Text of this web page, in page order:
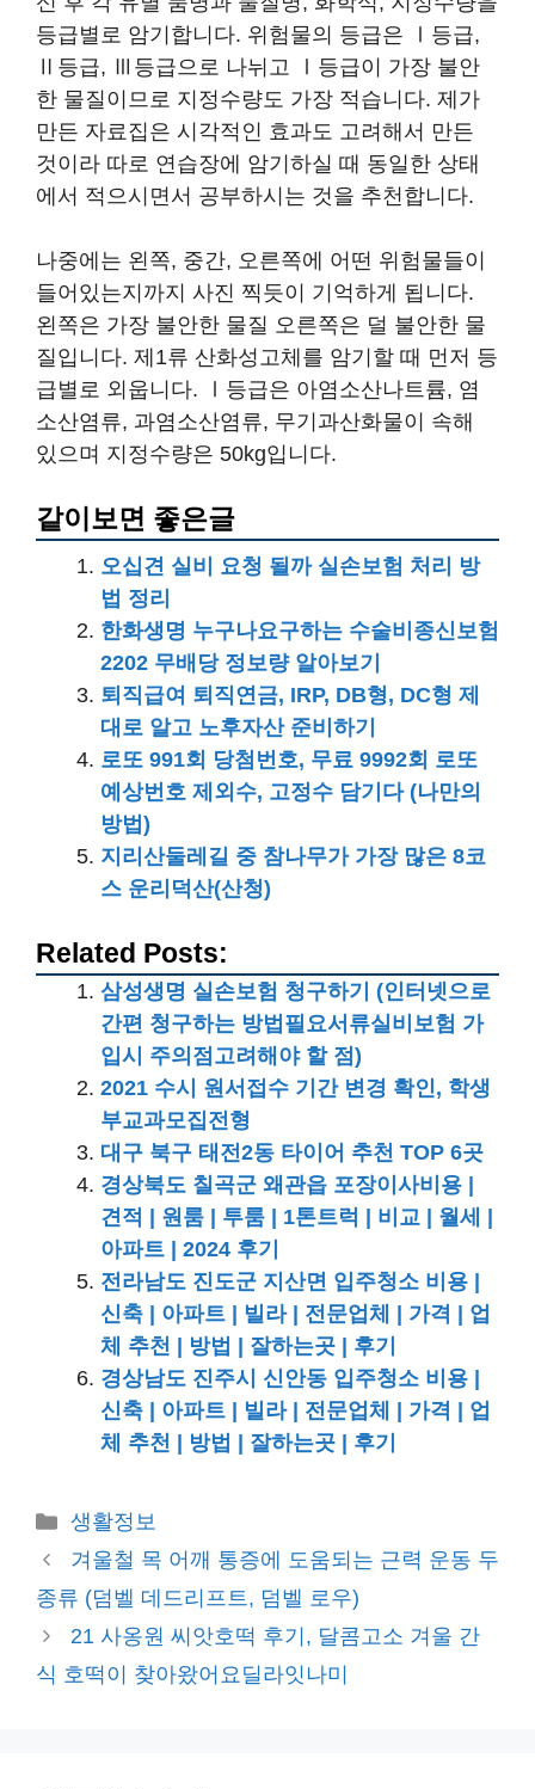
등급별로 암기합니다. 위험물의 등급은 Ⅰ등급,
Ⅱ등급, Ⅲ등급으로 나뉘고 Ⅰ등급이 가장 불안
한 물질이므로 지정수량도 가장 적습니다. 제가
만든 자료집은 시각적인 효과도 고려해서 만든
것이라 따로 연습장에 암기하실 때 동일한 상태
에서 적으시면서 공부하시는 것을 추천합니다.
나중에는 왼쪽, 중간, 오른쪽에 어떤 위험물들이
들어있는지까지 사진 찍듯이 기억하게 됩니다.
왼쪽은 가장 불안한 물질 오른쪽은 덜 불안한 물
질입니다. 제1류 산화성고체를 암기할 때 먼저 등
급별로 외웁니다. Ⅰ등급은 아염소산나트륨, 염
소산염류, 과염소산염류, 무기과산화물이 속해
있으며 지정수량은 50kg입니다.
같이보면 좋은글
오십견 실비 요청 될까 실손보험 처리 방
법 정리
한화생명 누구나요구하는 수술비종신보험
2202 무배당 정보량 알아보기
퇴직급여 퇴직연금, IRP, DB형, DC형 제
대로 알고 노후자산 준비하기
로또 991회 당첨번호, 무료 9992회 로또
예상번호 제외수, 고정수 담기다 (나만의
방법)
지리산둘레길 중 참나무가 가장 많은 8코
스 운리덕산(산청)
Related Posts:
삼성생명 실손보험 청구하기 (인터넷으로
간편 청구하는 방법필요서류실비보험 가
입시 주의점고려해야 할 점)
2021 수시 원서접수 기간 변경 확인, 학생
부교과모집전형
대구 북구 태전2동 타이어 추천 TOP 6곳
경상북도 칠곡군 왜관읍 포장이사비용 |
견적 | 원룸 | 투룸 | 1톤트럭 | 비교 | 월세 |
아파트 | 2024 후기
전라남도 진도군 지산면 입주청소 비용 |
신축 | 아파트 | 빌라 | 전문업체 | 가격 | 업
체 추천 | 방법 | 잘하는곳 | 후기
경상남도 진주시 신안동 입주청소 비용 |
신축 | 아파트 | 빌라 | 전문업체 | 가격 | 업
체 추천 | 방법 | 잘하는곳 | 후기
카
테
리
생활정보
겨울철 목 어깨 통증에 도움되는 근력 운동 두
종류 (덤벨 데드리프트, 덤벨 로우)
21 사옹원 씨앗호떡 후기, 달콤고소 겨울 간
식 호떡이 찾아왔어요딜라잇나미